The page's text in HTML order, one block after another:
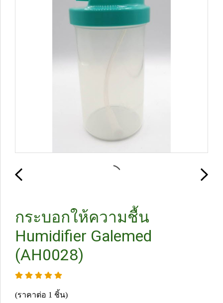
กระบอกให้ความชื้น
Humidifier Galemed
(AH0028)
(ราคาต่อ 1 ชิ้น)